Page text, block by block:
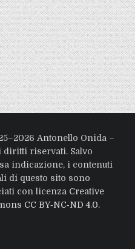
Antonello Onida –
diritti riservati. Salvo
indicazione, i contenuti
di questo sito sono
con licenza Creative
CC BY‑NC‑ND 4.0.